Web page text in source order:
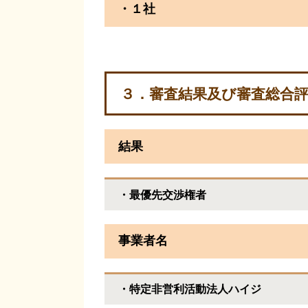
・１社
３．審査結果及び審査総合
結果
・最優先交渉権者
事業者名
・特定非営利活動法人ハイジ